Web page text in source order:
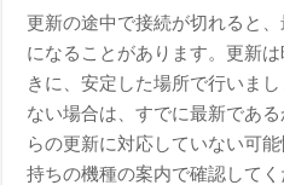
更新の途中で接続が切れると
になることがあります。更新
きに、安定した場所で行いま
ない場合は、すでに最新であ
らの更新に対応していない可
持ちの機種の案内で確認してく